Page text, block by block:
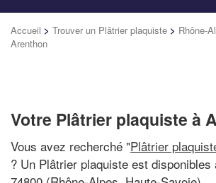
Accueil > Trouver un Plâtrier plaquiste > Rhône-
Arenthon
Votre Plâtrier plaquiste à
Vous avez recherché "Plâtrier
? Un Plâtrier plaquiste est disponibles